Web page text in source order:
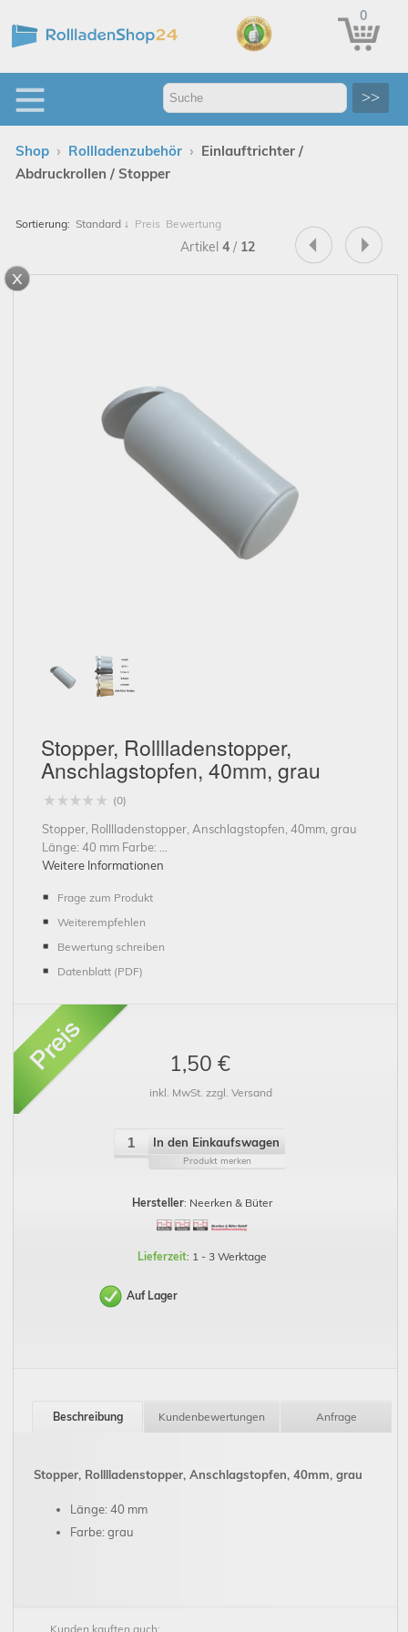
0
>>
Schließen
Shop › Rollladenzubehör › Einlauftrichter /
Abdruckrollen / Stopper
Sortierung: Standard ↓ Preis Bewertung
Artikel 4 / 12
Stopper, Rolllladenstopper,
Anschlagstopfen, 40mm, grau
(0)
Stopper, Rolllladenstopper, Anschlagstopfen, 40mm, grau
Länge: 40 mm Farbe: ...
Weitere Informationen
Frage zum Produkt
Weiterempfehlen
Bewertung schreiben
Datenblatt (PDF)
1,50 €
inkl. MwSt. zzgl. Versand
In den Einkaufswagen
Produkt merken
Hersteller: Neerken & Büter
Lieferzeit: 1 - 3 Werktage
Auf Lager
Beschreibung Kundenbewertungen Anfrage
Stopper, Rolllladenstopper, Anschlagstopfen, 40mm, grau
Länge: 40 mm
Farbe: grau
Kunden kauften auch:
x